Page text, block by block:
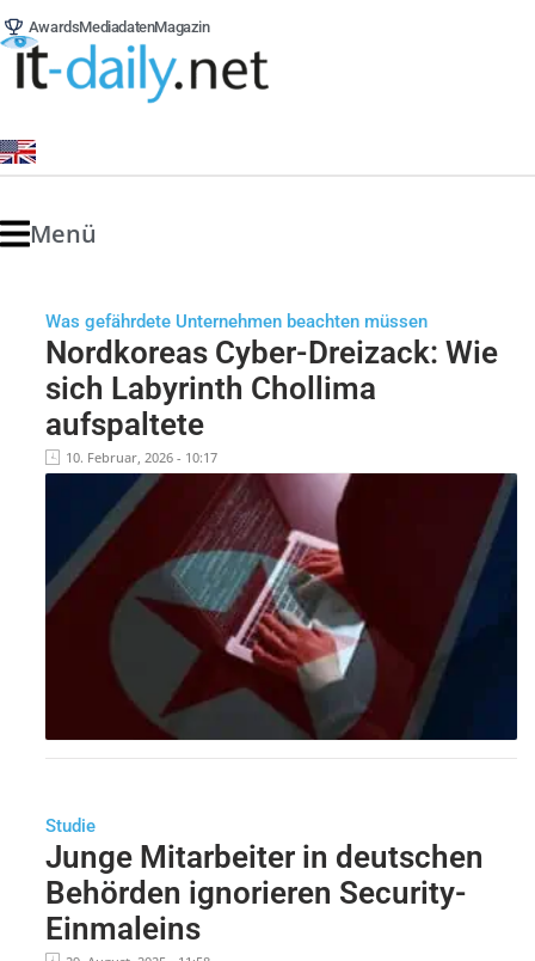
AwardsMediadatenMagazin
Menü
Was gefährdete Unternehmen beachten müssen
Nordkoreas Cyber-Dreizack: Wie
sich Labyrinth Chollima
aufspaltete
10. Februar, 2026 - 10:17
Studie
Junge Mitarbeiter in deutschen
Behörden ignorieren Security-
Einmaleins